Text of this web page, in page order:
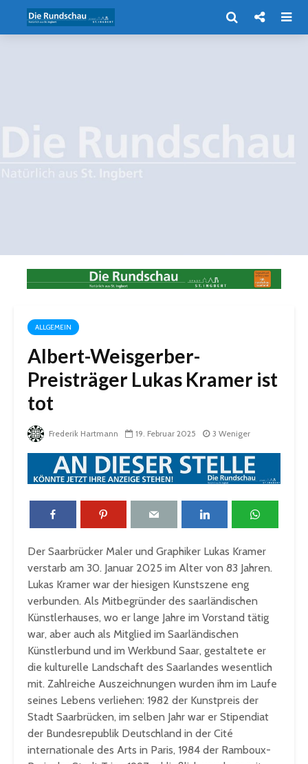
ALLGEMEIN
Albert-Weisgerber-
Preisträger Lukas Kramer ist
tot
Frederik Hartmann 19. Februar 2025 3 Weniger
Der Saarbrücker Maler und Graphiker Lukas Kramer
verstarb am 30. Januar 2025 im Alter von 83 Jahren.
Lukas Kramer war der hiesigen Kunstszene eng
verbunden. Als Mitbegründer des saarländischen
Künstlerhauses, wo er lange Jahre im Vorstand tätig
war, aber auch als Mitglied im Saarländischen
Künstlerbund und im Werkbund Saar, gestaltete er
die kulturelle Landschaft des Saarlandes wesentlich
mit. Zahlreiche Auszeichnungen wurden ihm im Laufe
seines Lebens verliehen: 1982 der Kunstpreis der
Stadt Saarbrücken, im selben Jahr war er Stipendiat
der Bundesrepublik Deutschland in der Cité
internationale des Arts in Paris, 1984 der Ramboux-